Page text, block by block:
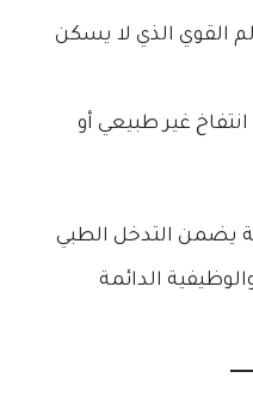
القوي الذي لا يسكن
غير طبيعي أو
يضمن التدخل الطبي
الدائمة